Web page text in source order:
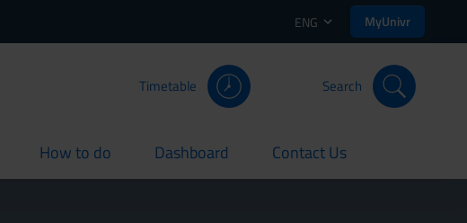
ENG MyUnivr
Timetable Search
How to do
current Dashboard
current Contact Us
current